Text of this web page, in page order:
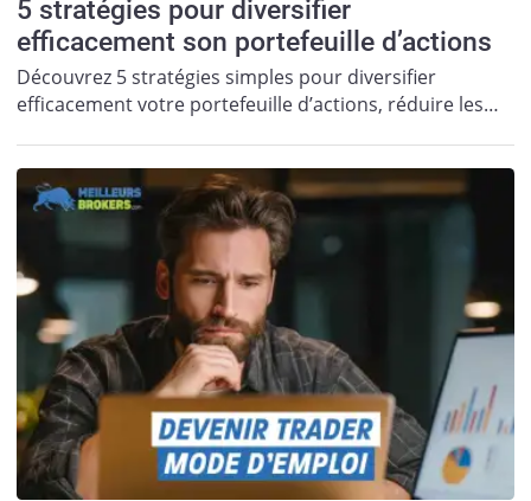
5 stratégies pour diversifier
efficacement son portefeuille d’actions
Découvrez 5 stratégies simples pour diversifier
efficacement votre portefeuille d’actions, réduire les…